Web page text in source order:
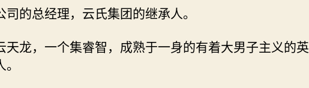
司的总经理，云氏集团的继承人。
天龙，一个集睿智，成熟于一身的有着大男子主义的英